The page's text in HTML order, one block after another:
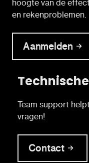
hoogte van de
en rekenproblemen.
Aanmelden
Team support
vragen!
Contact